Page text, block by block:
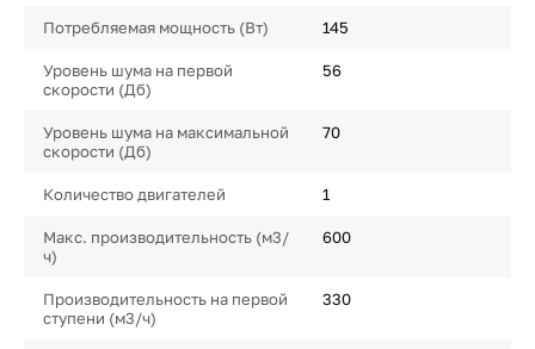
Потребляемая мощность (Вт) 145
Уровень шума на первой
скорости (Дб)
56
Уровень шума на максимальной
скорости (Дб)
70
Количество двигателей 1
Макс. производительность (м3/
ч)
600
Производительность на первой
ступени (м3/ч)
330